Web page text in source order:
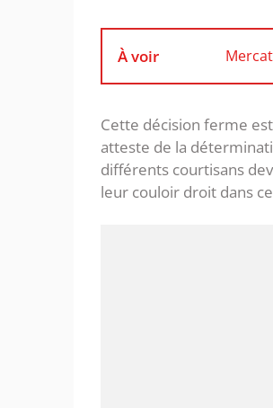
À voir
Cette décision ferme
atteste de la
différents courtisans
leur couloir droit dans